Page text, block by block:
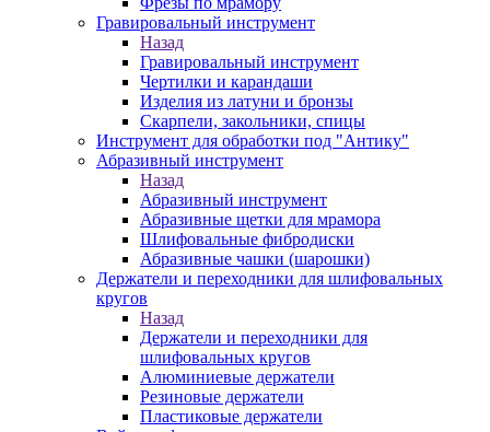
Гравировальный инструмент
Назад
Гравировальный инструмент
Чертилки и карандаши
Изделия из латуни и бронзы
Скарпели, закольники, спицы
Инструмент для обработки под "Антику"
Абразивный инструмент
Назад
Абразивный инструмент
Абразивные щетки для мрамора
Шлифовальные фибродиски
Абразивные чашки (шарошки)
Держатели и переходники для шлифовальных
кругов
Назад
Держатели и переходники для
шлифовальных кругов
Алюминиевые держатели
Резиновые держатели
Пластиковые держатели